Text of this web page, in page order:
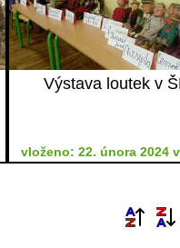
Výstava loutek v
vloženo: 22. února 2024